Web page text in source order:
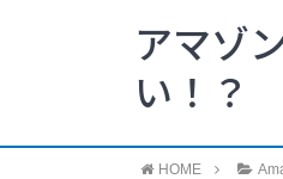
アマゾ
い！？
HOME